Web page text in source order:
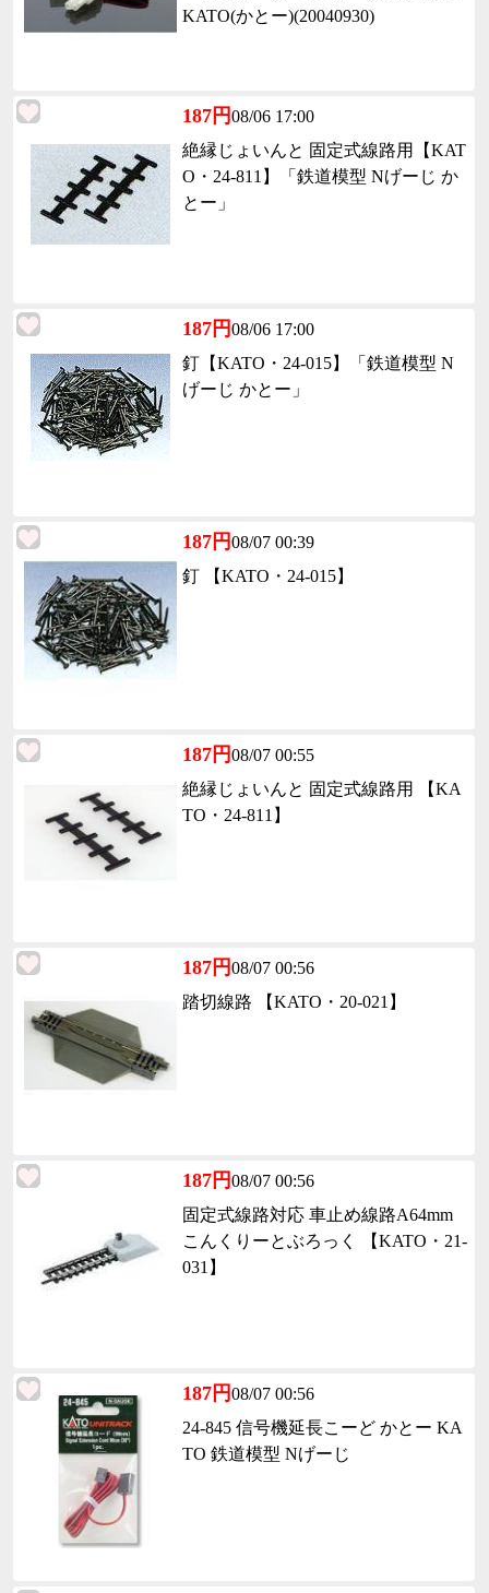
KATO(かとー)(20040930)
187円08/06 17:00
絶縁じょいんと 固定式線路用【KAT
O・24-811】「鉄道模型 Nげーじ か
とー」
187円08/06 17:00
釘【KATO・24-015】「鉄道模型 N
げーじ かとー」
187円08/07 00:39
釘 【KATO・24-015】
187円08/07 00:55
絶縁じょいんと 固定式線路用 【KA
TO・24-811】
187円08/07 00:56
踏切線路 【KATO・20-021】
187円08/07 00:56
固定式線路対応 車止め線路A64mm
こんくりーとぶろっく 【KATO・21-
031】
187円08/07 00:56
24-845 信号機延長こーど かとー KA
TO 鉄道模型 Nげーじ